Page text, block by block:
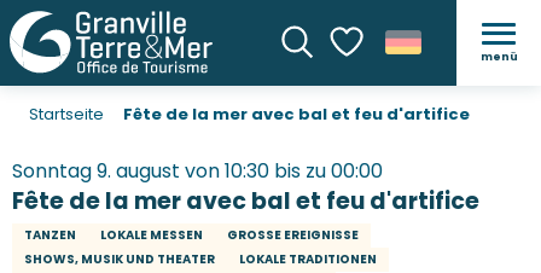
SucheVoir les favoris
menü
Startseite Fête de la mer avec bal et feu d'artifice
Sonntag 9. august von 10:30 bis zu 00:00
Fête de la mer avec bal et feu d'artifice
TANZEN LOKALE MESSEN
GROSSE EREIGNISSE
SHOWS, MUSIK UND THEATER
LOKALE TRADITIONEN